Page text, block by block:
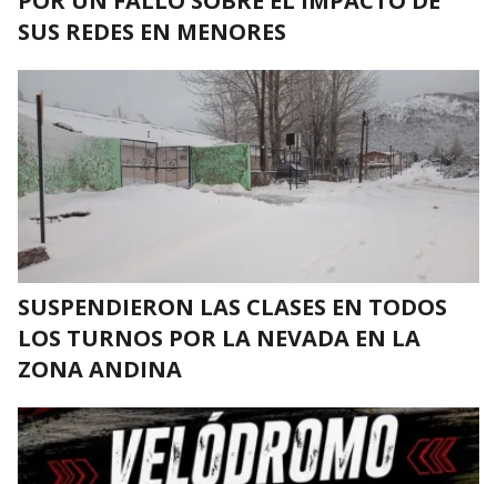
SUS REDES EN MENORES
SUSPENDIERON LAS CLASES EN TODOS
LOS TURNOS POR LA NEVADA EN LA
ZONA ANDINA